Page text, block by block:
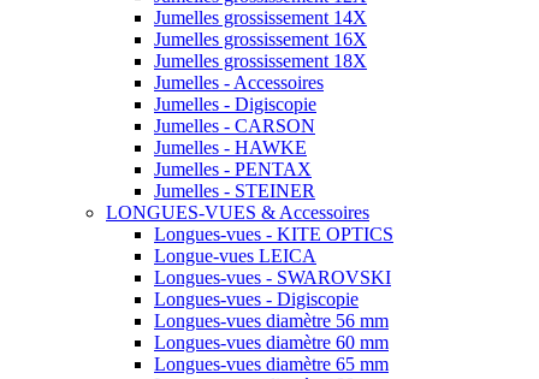
Jumelles grossissement 14X
Jumelles grossissement 16X
Jumelles grossissement 18X
Jumelles - Accessoires
Jumelles - Digiscopie
Jumelles - CARSON
Jumelles - HAWKE
Jumelles - PENTAX
Jumelles - STEINER
LONGUES-VUES & Accessoires
Longues-vues - KITE OPTICS
Longue-vues LEICA
Longues-vues - SWAROVSKI
Longues-vues - Digiscopie
Longues-vues diamètre 56 mm
Longues-vues diamètre 60 mm
Longues-vues diamètre 65 mm